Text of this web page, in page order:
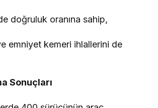
doğruluk oranına sahip,
emniyet kemeri ihlallerini de
Sonuçları